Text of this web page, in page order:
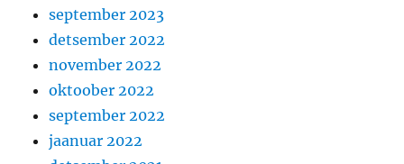
september 2023
detsember 2022
november 2022
oktoober 2022
september 2022
jaanuar 2022